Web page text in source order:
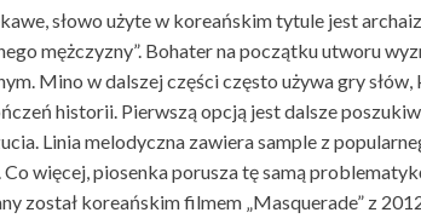
słowo użyte w koreańskim tytule jest
mężczyzny”. Bohater na początku utworu
Mino w dalszej części często używa gry słów,
historii. Pierwszą opcją jest dalsze
Linia melodyczna zawiera sample z
. Co więcej, piosenka porusza tę samą
został koreańskim filmem „Masquerade” z